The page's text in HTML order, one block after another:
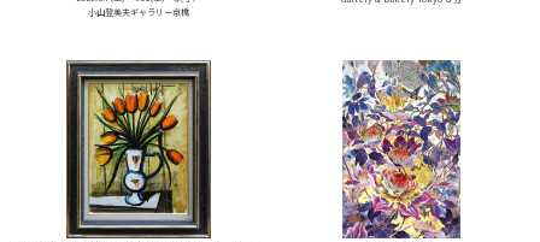
小山登美夫ギャラリー京橋